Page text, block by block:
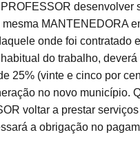
desenvolver
mesma MANTENEDORA
onde foi contratado
do trabalho, deverá
25% (vinte e cinco por
no novo município.
voltar a prestar
a obrigação no